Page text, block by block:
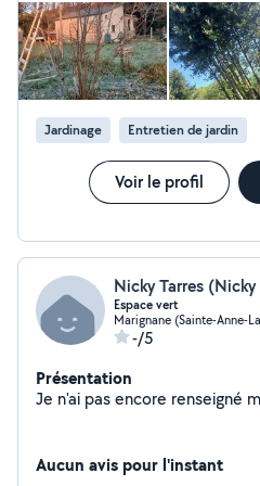
Jardinage Entretien de jardin
Voir le profil
Nicky Tarres (Nicky
Espace vert
Marignane (Sainte-Anne-
-/5
Présentation
Aucun avis pour l'instant